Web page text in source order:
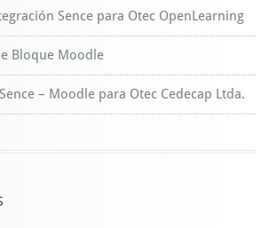
Sence para Otec OpenLearning
Bloque Moodle
– Moodle para Otec Cedecap Ltda.